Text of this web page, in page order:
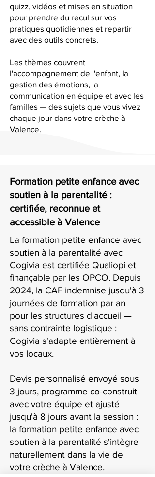
quizz, vidéos et mises en situation
pour prendre du recul sur vos
pratiques quotidiennes et repartir
avec des outils concrets.
Les thèmes couvrent
l'accompagnement de l'enfant, la
gestion des émotions, la
communication en équipe et avec les
familles — des sujets que vous vivez
chaque jour dans votre crèche à
Valence.
Formation petite enfance avec
soutien à la parentalité :
certifiée, reconnue et
accessible à Valence
La formation petite enfance avec
soutien à la parentalité avec
Cogivia est certifiée Qualiopi et
finançable par les OPCO. Depuis
2024, la CAF indemnise jusqu'à 3
journées de formation par an
pour les structures d'accueil —
sans contrainte logistique :
Cogivia s'adapte entièrement à
vos locaux.
Devis personnalisé envoyé sous
3 jours, programme co-construit
avec votre équipe et ajusté
jusqu'à 8 jours avant la session :
la formation petite enfance avec
soutien à la parentalité s'intègre
naturellement dans la vie de
votre crèche à Valence.